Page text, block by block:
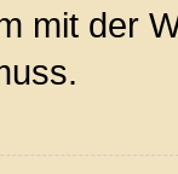
mit der